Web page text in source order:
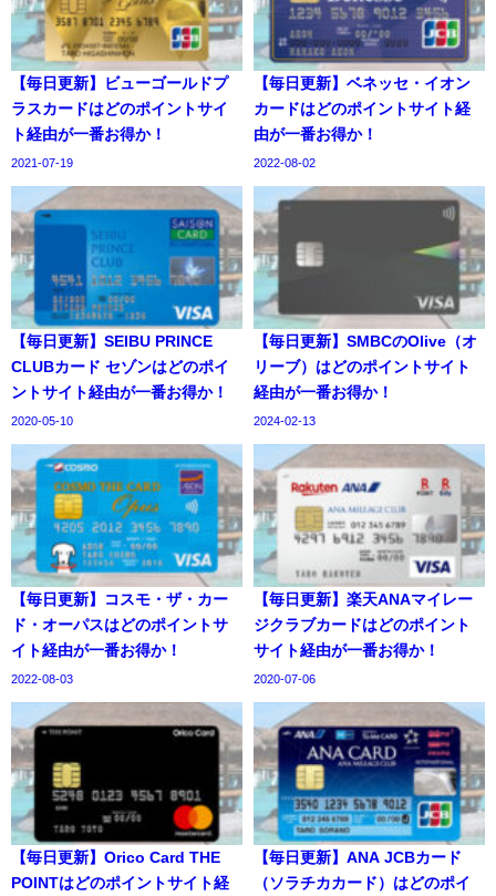
【毎日更新】ビューゴールドプ
ラスカードはどのポイントサイ
ト経由が一番お得か！
2021-07-19
【毎日更新】ベネッセ・イオン
カードはどのポイントサイト経
由が一番お得か！
2022-08-02
【毎日更新】SEIBU PRINCE
CLUBカード セゾンはどのポイ
ントサイト経由が一番お得か！
2020-05-10
【毎日更新】SMBCのOlive（オ
リーブ）はどのポイントサイト
経由が一番お得か！
2024-02-13
【毎日更新】コスモ・ザ・カー
ド・オーパスはどのポイントサ
イト経由が一番お得か！
2022-08-03
【毎日更新】楽天ANAマイレー
ジクラブカードはどのポイント
サイト経由が一番お得か！
2020-07-06
【毎日更新】Orico Card THE
POINTはどのポイントサイト経
【毎日更新】ANA JCBカード
（ソラチカカード）はどのポイ